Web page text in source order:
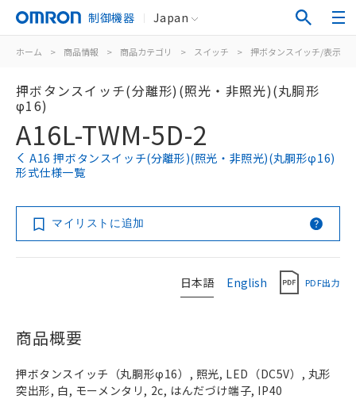
制御機器 Japan
ホーム > 商品情報 > 商品カテゴリ > スイッチ > 押ボタンスイッチ/表示灯
押ボタンスイッチ(分離形)(照光・非照光)(丸胴形
φ16)
A16L-TWM-5D-2
A16 押ボタンスイッチ(分離形)(照光・非照光)(丸胴形φ16)
形式仕様一覧
マイリストに追加
日本語 English PDF出力
商品概要
押ボタンスイッチ（丸胴形φ16）, 照光, LED（DC5V）, 丸形
突出形, 白, モーメンタリ, 2c, はんだづけ端子, IP40